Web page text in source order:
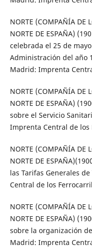
NORTE (COMPAÑÍA DE
NORTE DE ESPAÑA)
celebrada el 25 de
Administración del año
Madrid: Imprenta
NORTE (COMPAÑÍA DE
NORTE DE ESPAÑA)
sobre el Servicio
Imprenta Central de los
NORTE (COMPAÑÍA DE
NORTE DE
las Tarifas Generales
Central de los
NORTE (COMPAÑÍA DE
NORTE DE ESPAÑA)
sobre la organización
Madrid: Imprenta